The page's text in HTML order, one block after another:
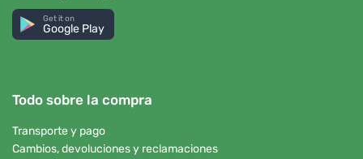
Get it on
Google Play
Todo sobre la compra
Transporte y pago
Cambios, devoluciones y reclamaciones